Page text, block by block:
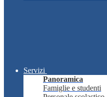
Servizi
Panoramica
Famiglie e studenti